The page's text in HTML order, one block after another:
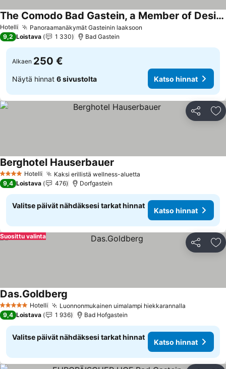
Hotelli Panoraamanäkymät Gasteinin laaksoon
The Comodo Bad Gastein, a Member of Design Hotels
Katso hinnat
9,2 Loistava 1 330 Bad Gastein
Alkaen 250 €
Näytä hinnat 6 sivustolta Katso hinnat
Jaa
4 Tähtiluokitus
Hotelli Kaksi erillistä wellness-aluetta
Berghotel Hauserbauer
9,4 Loistava 476 Dorfgastein
Valitse päivät nähdäksesi tarkat hinnat
Katso hinnat
Jaa
Suosittu valinta
5 Tähtiluokitus
Hotelli Luonnonmukainen uimalampi hiekkarannalla
Das.Goldberg
9,4 Loistava 1 936 Bad Hofgastein
Valitse päivät nähdäksesi tarkat hinnat
Katso hinnat